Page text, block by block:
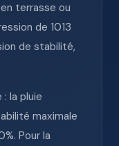
terrasse ou
de 1013
de stabilité,
: la pluie
maximale
Pour la